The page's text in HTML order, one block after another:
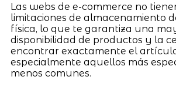
Las webs de e-commerce no
limitaciones de almacenamiento
física, lo que te garantiza una
disponibilidad de productos y la
encontrar exactamente el
especialmente aquellos más
menos comunes.